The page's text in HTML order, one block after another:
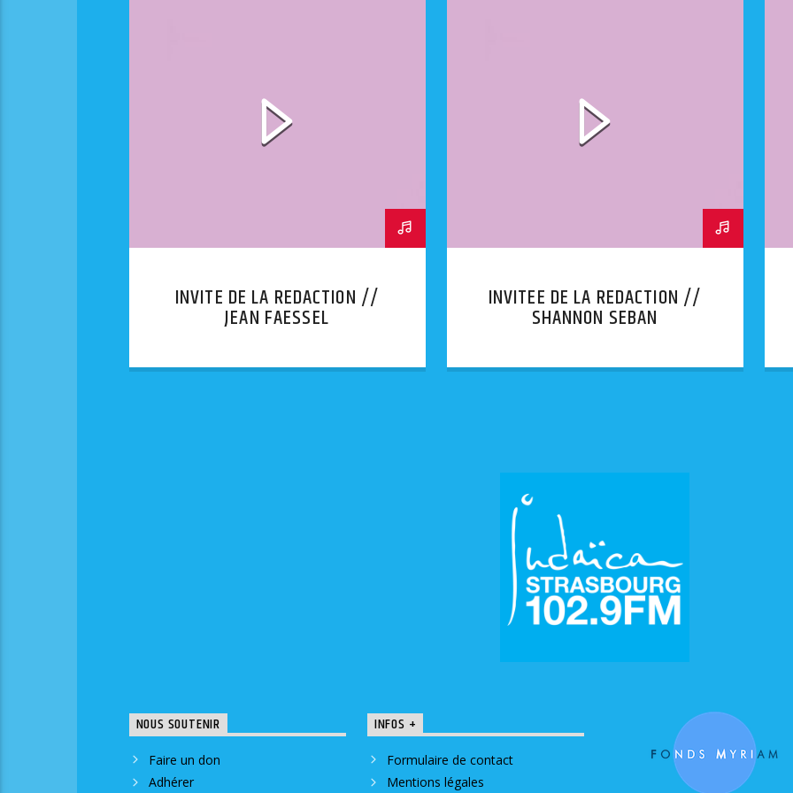
INVITE DE LA REDACTION //
JEAN FAESSEL
INVITEE DE LA REDACTION //
SHANNON SEBAN
NOUS SOUTENIR
Faire un don
Adhérer
INFOS +
Formulaire de contact
Mentions légales